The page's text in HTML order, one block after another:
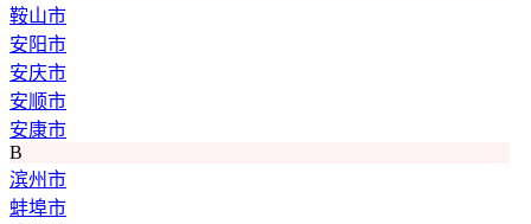
鞍山市
安阳市
安庆市
安顺市
安康市
B
滨州市
蚌埠市